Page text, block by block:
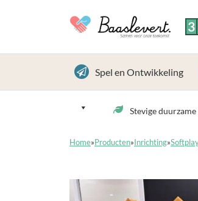
3
Spel en Ontwikkeling
Stevige
Home» Producten» Inrichting»